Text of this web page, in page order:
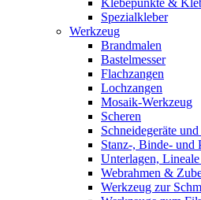
Klebepunkte &
Spezialkleber
Werkzeug
Brandmalen
Bastelmesser
Flachzangen
Lochzangen
Mosaik-Werkzeug
Scheren
Schneidegeräte
Stanz-, Binde- und
Unterlagen,
Webrahmen &
Werkzeug zur